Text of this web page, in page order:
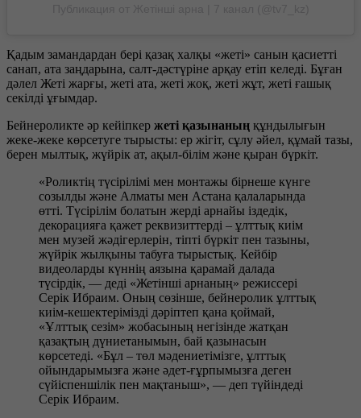
Қадым замандардан бері қазақ халқы «жеті» санын қасиетті
санап, ата заңдарына, салт-дәстүріне арқау етіп келеді. Бұған
дәлел Жеті жарғы, жеті ата, жеті жоқ, жеті жұт, жеті ғашық
секілді ұғымдар.
Бейнероликте әр кейіпкер жеті қазынаның құндылығын
жеке-жеке көрсетуге тырысты: ер жігіт, сұлу әйел, құмай тазы,
берен мылтық, жүйрік ат, ақыл-білім және қыран бүркіт.
«Роликтің түсірілімі мен монтажы бірнеше күнге
созылды және Алматы мен Астана қалаларында
өтті. Түсірілім болатын жерді арнайы іздедік,
декорацияға қажет реквизиттерді – ұлттық киім
мен музей жәдігерлерін, тіпті бүркіт пен тазыны,
жүйрік жылқыны табуға тырыстық. Кейбір
видеоларды күннің аязына қарамай далада
түсірдік, — деді «Жетінші арнаның» режиссері
Серік Ибраим. Оның сөзінше, бейнеролик ұлттық
киім-кешектерімізді дәріптеп қана қоймай,
«Ұлттық сезім» жобасының негізінде жатқан
қазақтың дүниетанымын, бай қазынасын
көрсетеді. «Бұл – төл мәдениетімізге, ұлттық
ойындарымызға және әдет-ғұрпымызға деген
сүйіспеншілік пен мақтаныш», — деп түйіндеді
Серік Ибраим.